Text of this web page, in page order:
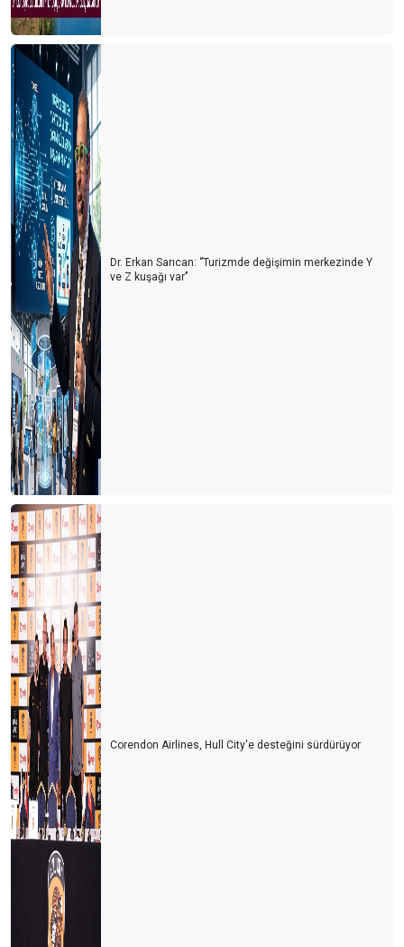
Dr. Erkan Sarıcan: ‘’Turizmde değişimin merkezinde Y
ve Z kuşağı var’’
Corendon Airlines, Hull City'e desteğini sürdürüyor